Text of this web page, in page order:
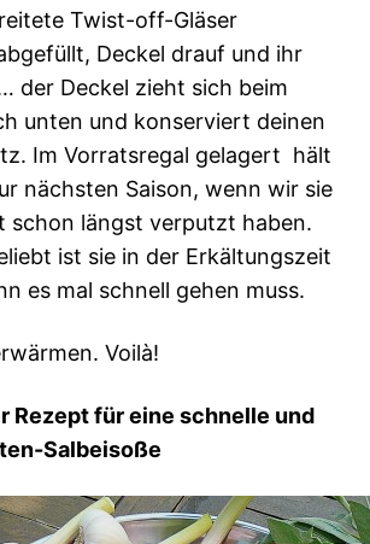
Twist-off-Gläser
Deckel drauf und ihr
der Deckel zieht sich beim
unten und konserviert deinen
Im Vorratsregal gelagert hält
nächsten Saison, wenn wir sie
schon längst verputzt haben.
ist sie in der Erkältungszeit
es mal schnell gehen muss.
Voilà!
Rezept für eine schnelle und
Salbeisoße